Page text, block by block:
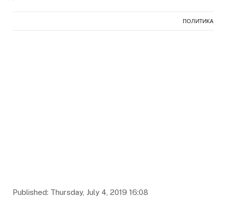
ПОЛИТИКА
Published: Thursday, July 4, 2019 16:08